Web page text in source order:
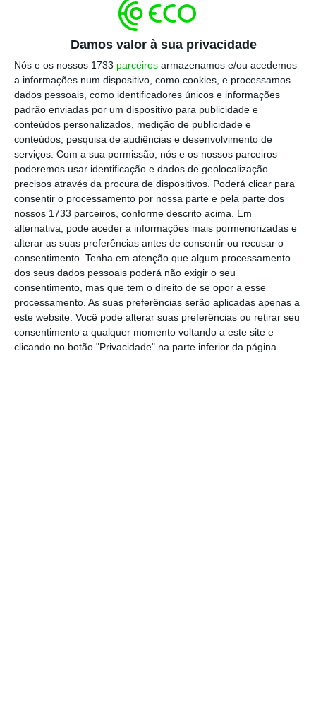
Damos valor à sua privacidade
Nós e os nossos 1733 parceiros armazenamos e/ou acedemos
a informações num dispositivo, como cookies, e processamos
dados pessoais, como identificadores únicos e informações
padrão enviadas por um dispositivo para publicidade e
conteúdos personalizados, medição de publicidade e
conteúdos, pesquisa de audiências e desenvolvimento de
serviços. Com a sua permissão, nós e os nossos parceiros
poderemos usar identificação e dados de geolocalização
precisos através da procura de dispositivos. Poderá clicar para
consentir o processamento por nossa parte e pela parte dos
nossos 1733 parceiros, conforme descrito acima. Em
alternativa, pode aceder a informações mais pormenorizadas e
alterar as suas preferências antes de consentir ou recusar o
consentimento. Tenha em atenção que algum processamento
dos seus dados pessoais poderá não exigir o seu
consentimento, mas que tem o direito de se opor a esse
processamento. As suas preferências serão aplicadas apenas a
este website. Você pode alterar suas preferências ou retirar seu
consentimento a qualquer momento voltando a este site e
clicando no botão "Privacidade" na parte inferior da página.
Porém, nenhum dos diplomas esclarece que estes
regimes se reportam apenas às execuções em
curso e não a novas execuções.
Há quem entenda que a dita alínea e) não traduz
uma medida de proteção dos arrendatários, mas
antes visa regular as execuções hipotecárias
ainda não requeridas e que versem sobre imóvel
que constitua habitação própria e permanente do
executado.
O artigo 6.º-A da Lei n.º 16/2020 aplicar-se-ia às
execuções em curso que ficam suspensas até que
cesse o período de vigência do regime excecional
e transitório e o artigo 8.º.e) da Lei n.º 1-A/2020
aplicar-se-ia a todas as execuções ainda não
requeridas e que versassem sobre imóvel que
constitua habitação própria e permanente do